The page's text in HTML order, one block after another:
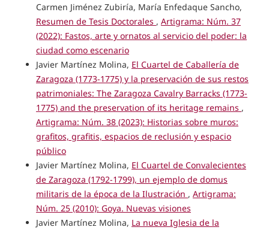
Carmen Jiménez Zubiría, María Enfedaque Sancho,
Resumen de Tesis Doctorales , Artigrama: Núm. 37
(2022): Fastos, arte y ornatos al servicio del poder: la
ciudad como escenario
Javier Martínez Molina, El Cuartel de Caballería de
Zaragoza (1773-1775) y la preservación de sus restos
patrimoniales: The Zaragoza Cavalry Barracks (1773-
1775) and the preservation of its heritage remains ,
Artigrama: Núm. 38 (2023): Historias sobre muros:
grafitos, grafitis, espacios de reclusión y espacio
público
Javier Martínez Molina, El Cuartel de Convalecientes
de Zaragoza (1792-1799), un ejemplo de domus
militaris de la época de la Ilustración , Artigrama:
Núm. 25 (2010): Goya. Nuevas visiones
Javier Martínez Molina, La nueva Iglesia de la